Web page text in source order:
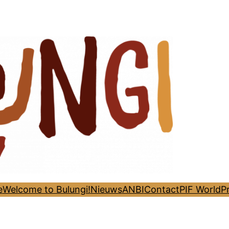
Welcome to Bulungi!NieuwsANBIContactPIF World